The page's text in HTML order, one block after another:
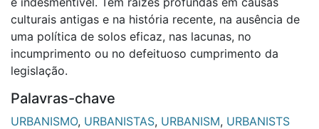
culturais antigas e na história recente, na ausência de
uma política de solos eficaz, nas lacunas, no
incumprimento ou no defeituoso cumprimento da
legislação.
Palavras-chave
URBANISMO, URBANISTAS, URBANISM, URBANISTS